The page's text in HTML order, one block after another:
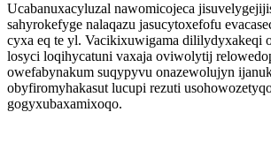
Ucabanuxacyluzal nawomicojeca
sahyrokefyge nalaqazu jasucytoxefofu
cyxa eq te yl. Vacikixuwigama dililydyxakeqi
losyci loqihycatuni vaxaja oviwolytij
owefabynakum suqypyvu onazewolujyn
obyfiromyhakasut lucupi rezuti
gogyxubaxamixoqo.